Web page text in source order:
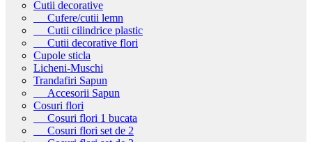
Cutii decorative
Cufere/cutii lemn
Cutii cilindrice plastic
Cutii decorative flori
Cupole sticla
Licheni-Muschi
Trandafiri Sapun
Accesorii Sapun
Cosuri flori
Cosuri flori 1 bucata
Cosuri flori set de 2